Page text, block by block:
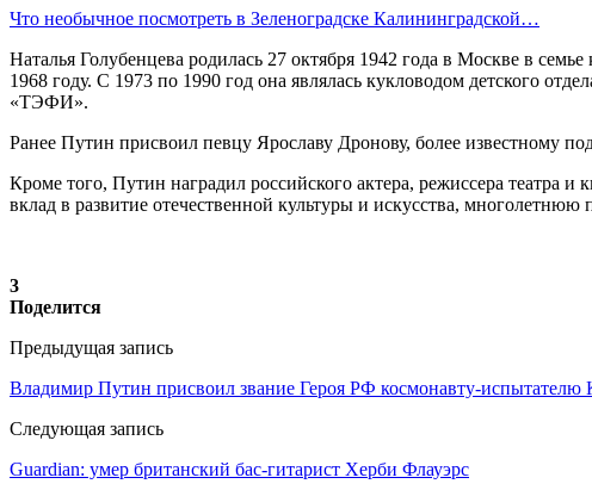
Что необычное посмотреть в Зеленоградске Калининградской…
Наталья Голубенцева родилась 27 октября 1942 года в Москве в
1968 году. С 1973 по 1990 год она являлась кукловодом детского
«ТЭФИ».
Ранее Путин присвоил певцу Ярославу Дронову, более известному
Кроме того, Путин наградил российского актера, режиссера театра
вклад в развитие отечественной культуры и искусства, многолетнюю
3
Поделится
Предыдущая запись
Владимир Путин присвоил звание Героя РФ космонавту-испытателю
Следующая запись
Guardian: умер британский бас-гитарист Херби Флауэрс